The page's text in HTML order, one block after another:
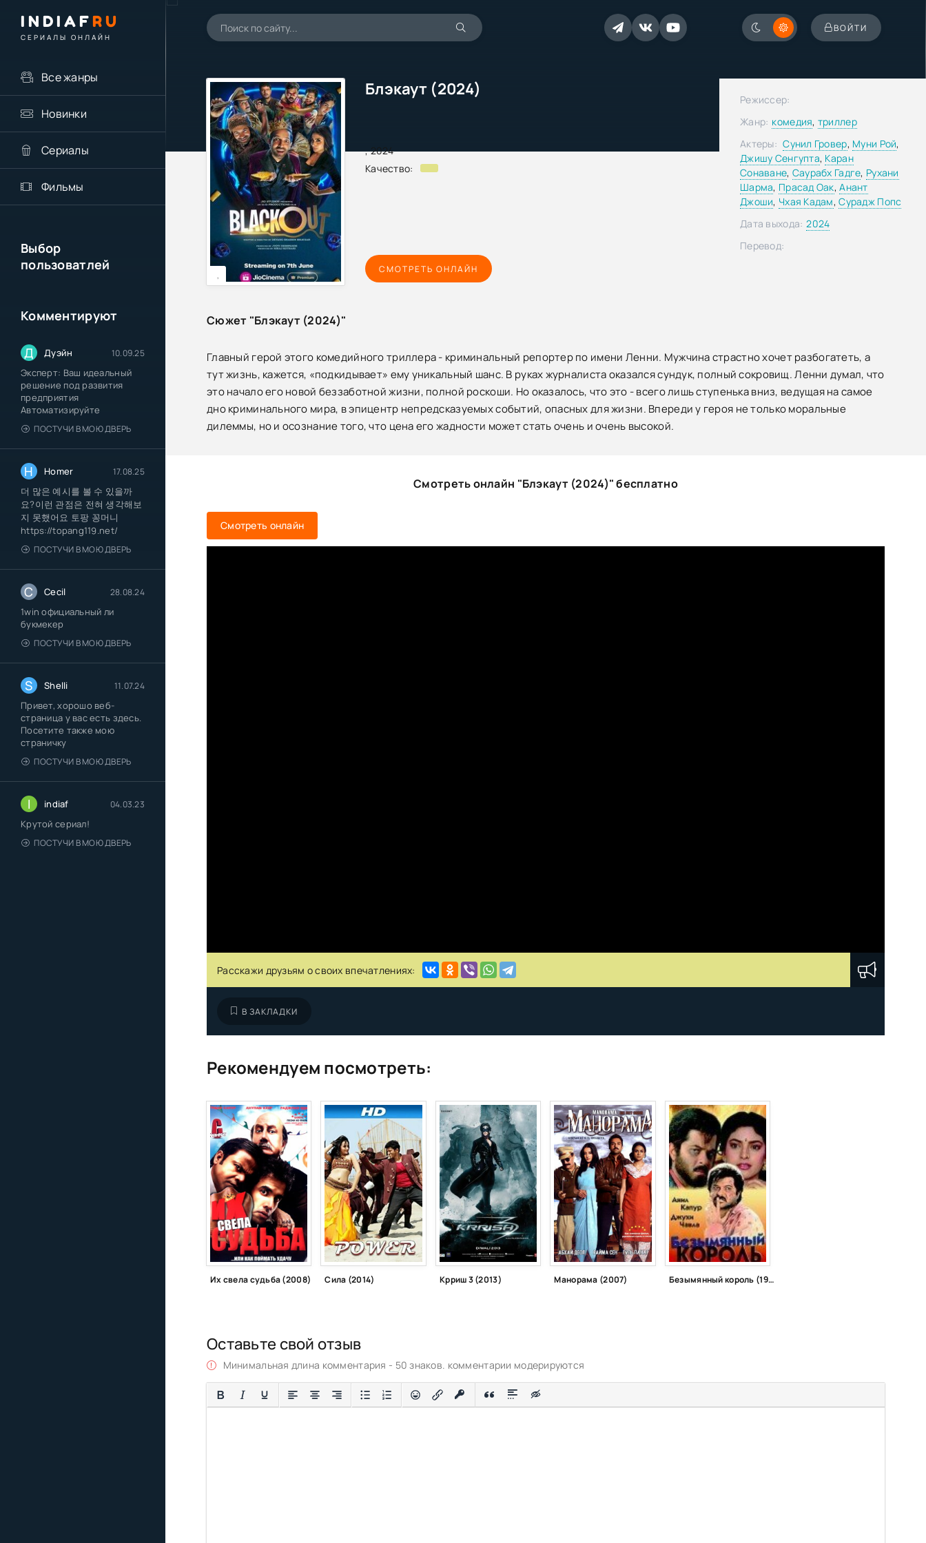
INDIAFRU
СЕРИАЛЫ ОНЛАЙН
ВОЙТИ
Все жанры
Новинки
Сериалы
Фильмы
Выбор
пользоватлей
Комментируют
Д Дуэйн 10.09.25
Эксперт: Ваш идеальный
решение под развития
предприятия
Автоматизируйте
ПОСТУЧИ В МОЮ ДВЕРЬ
H Homer 17.08.25
더 많은 예시를 볼 수 있을까
요?이런 관점은 전혀 생각해보
지 못했어요 토팡 꽁머니
https://topang119.net/
ПОСТУЧИ В МОЮ ДВЕРЬ
C Cecil 28.08.24
1win официальный ли
букмекер
ПОСТУЧИ В МОЮ ДВЕРЬ
S Shelli 11.07.24
Привет, хорошо веб-
страница у вас есть здесь.
Посетите также мою
страничку
ПОСТУЧИ В МОЮ ДВЕРЬ
I indiaf 04.03.23
Крутой сериал!
ПОСТУЧИ В МОЮ ДВЕРЬ
Блэкаут (2024)
,2024
Качество:
,
СМОТРЕТЬ ОНЛАЙН
Режиссер:
Жанр: комедия, триллер
Актеры: Сунил Гровер, Муни Рой,
Джишу Сенгупта, Каран
Сонаване, Саурабх Гадге, Рухани
Шарма, Прасад Оак,Анант
Джоши, Чхая Кадам,Сурадж Попс
Дата выхода: 2024
Перевод:
Сюжет "Блэкаут (2024)"
Главный герой этого комедийного триллера - криминальный репортер по имени Ленни. Мужчина страстно хочет разбогатеть, а
тут жизнь, кажется, «подкидывает» ему уникальный шанс. В руках журналиста оказался сундук, полный сокровищ. Ленни думал, что
это начало его новой беззаботной жизни, полной роскоши. Но оказалось, что это - всего лишь ступенька вниз, ведущая на самое
дно криминального мира, в эпицентр непредсказуемых событий, опасных для жизни. Впереди у героя не только моральные
дилеммы, но и осознание того, что цена его жадности может стать очень и очень высокой.
Смотреть онлайн "Блэкаут (2024)" бесплатно
Смотреть онлайн
Расскажи друзьям о своих впечатлениях:
В ЗАКЛАДКИ
Рекомендуем посмотреть:
Их свела судьба (2008) Сила (2014) Крриш 3 (2013) Манорама (2007) Безымянный король (1991)
Оставьте свой отзыв
Минимальная длина комментария - 50 знаков. комментарии модерируются